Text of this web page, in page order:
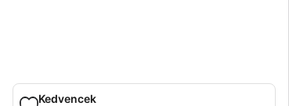
Kedvencek